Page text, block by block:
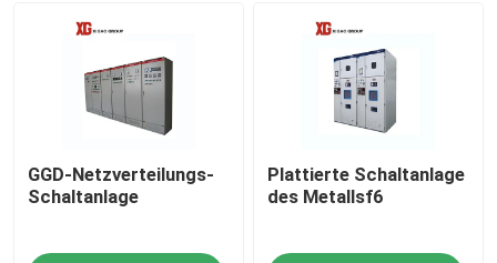
GGD-Netzverteilungs-
Schaltanlage
Plattierte Schaltanlage
des Metallsf6